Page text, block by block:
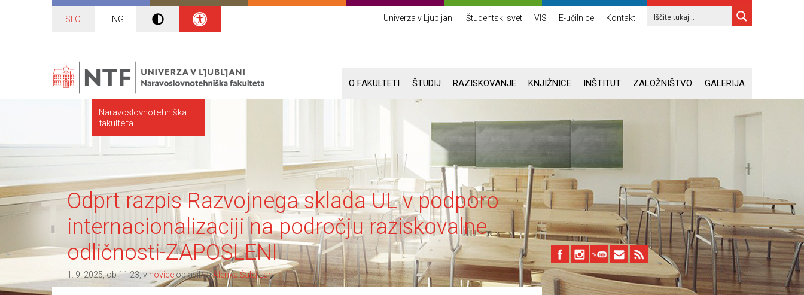
SLO ENG Univerza v Ljubljani Študentski svet VIS E-učilnice Kontakt
Naravoslovnotehniška
fakulteta
O FAKULTETI ŠTUDIJ RAZISKOVANJE KNJIŽNICE INŠTITUT ZALOŽNIŠTVO GALERIJA
Odprt razpis Razvojnega sklada UL v podporo
internacionalizaciji na področju raziskovalne
odličnosti-ZAPOSLENI
1. 9. 2025, ob 11.23, v novice objavil/-aAlenka Šalej Lah